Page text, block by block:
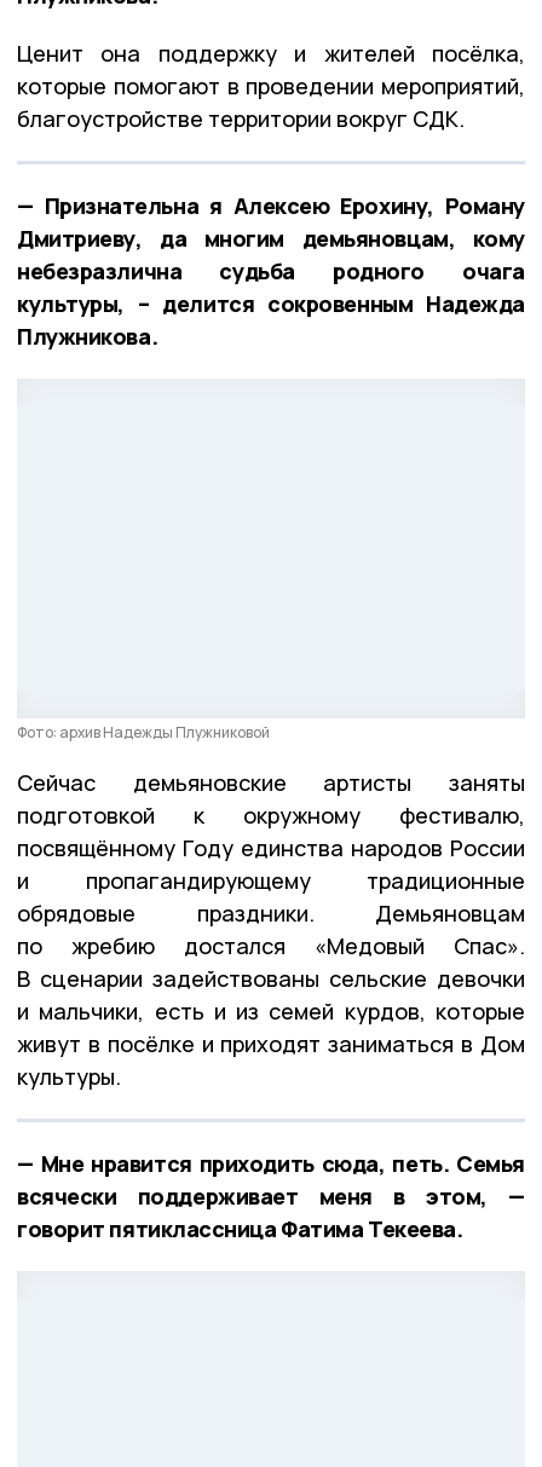
Ценит она поддержку и жителей посёлка,
которые помогают в проведении мероприятий,
благоустройстве территории вокруг СДК.
— Признательна я Алексею Ерохину, Роману
Дмитриеву, да многим демьяновцам, кому
небезразлична судьба родного очага
культуры, – делится сокровенным Надежда
Плужникова.
Фото: архив Надежды Плужниковой
Сейчас демьяновские артисты заняты
подготовкой к окружному фестивалю,
посвящённому Году единства народов России
и пропагандирующему традиционные
обрядовые праздники. Демьяновцам
по жребию достался «Медовый Спас».
В сценарии задействованы сельские девочки
и мальчики, есть и из семей курдов, которые
живут в посёлке и приходят заниматься в Дом
культуры.
— Мне нравится приходить сюда, петь. Семья
всячески поддерживает меня в этом, —
говорит пятиклассница Фатима Текеева.